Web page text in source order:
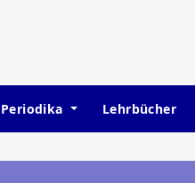
Periodika Lehrbücher